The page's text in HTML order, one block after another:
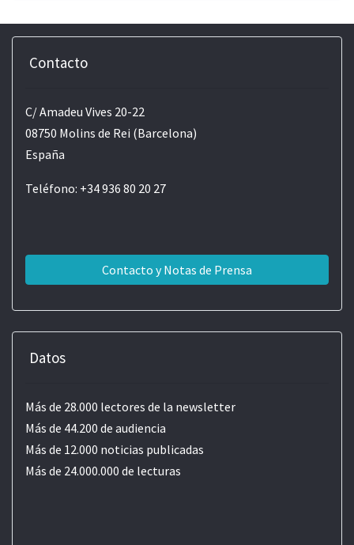
Contacto
C/ Amadeu Vives 20-22
08750 Molins de Rei (Barcelona)
España
Teléfono: +34 936 80 20 27
Contacto y Notas de Prensa
Datos
Más de 28.000 lectores de la newsletter
Más de 44.200 de audiencia
Más de 12.000 noticias publicadas
Más de 24.000.000 de lecturas